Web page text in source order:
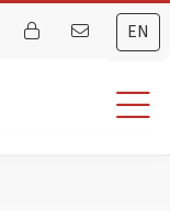
EN